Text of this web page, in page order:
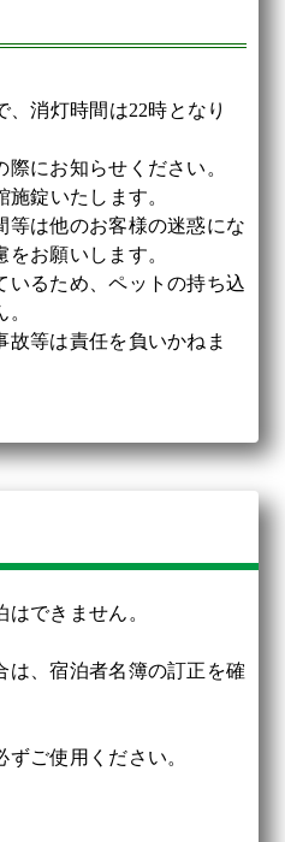
、消灯時間は22時となり
にお知らせください。
錠いたします。
等は他のお客様の迷惑にな
お願いします。
いるため、ペットの持ち込
故等は責任を負いかねま
できません。
は、宿泊者名簿の訂正を確
ご使用ください。